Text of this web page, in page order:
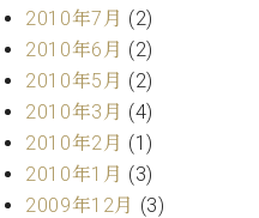
2010年7月 (2)
2010年6月 (2)
2010年5月 (2)
2010年3月 (4)
2010年2月 (1)
2010年1月 (3)
2009年12月 (3)